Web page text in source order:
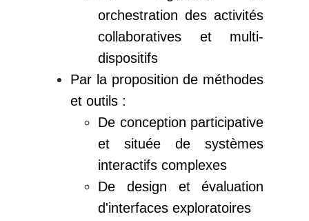
orchestration des activités
collaboratives et multi-
dispositifs
Par la proposition de méthodes
et outils :
De conception participative
et située de systèmes
interactifs complexes
De design et évaluation
d'interfaces exploratoires